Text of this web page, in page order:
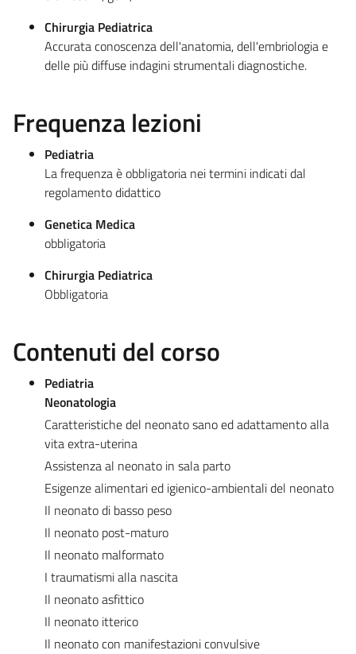
Chirurgia Pediatrica
Accurata conoscenza dell'anatomia, dell'embriologia e
delle più diffuse indagini strumentali diagnostiche.
Frequenza lezioni
Pediatria
La frequenza è obbligatoria nei termini indicati dal
regolamento didattico
Genetica Medica
obbligatoria
Chirurgia Pediatrica
Obbligatoria
Contenuti del corso
Pediatria
Neonatologia
Caratteristiche del neonato sano ed adattamento alla
vita extra-uterina
Assistenza al neonato in sala parto
Esigenze alimentari ed igienico-ambientali del neonato
Il neonato di basso peso
Il neonato post-maturo
Il neonato malformato
I traumatismi alla nascita
Il neonato asfittico
Il neonato itterico
Il neonato con manifestazioni convulsive